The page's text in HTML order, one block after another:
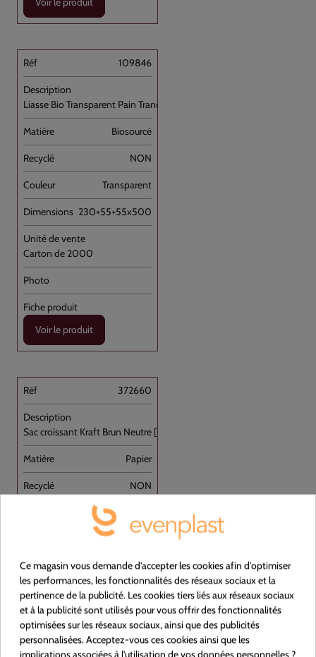
109846
Liasse Bio Transparent Pain Tranché [...]
Biosourcé
NON
Transparent
230+55+55x500
Carton de 2000
Voir le produit
372660
Sac croissant Kraft Brun Neutre [...]
Papier
NON
140+70x270
Carton de 1000
Ce magasin vous demande d'accepter les cookies afin d'optimiser
les performances, les fonctionnalités des réseaux sociaux et la
pertinence de la publicité. Les cookies tiers liés aux réseaux sociaux
et à la publicité sont utilisés pour vous offrir des fonctionnalités
optimisées sur les réseaux sociaux, ainsi que des publicités
personnalisées. Acceptez-vous ces cookies ainsi que les
implications associées à l'utilisation de vos données personnelles ?